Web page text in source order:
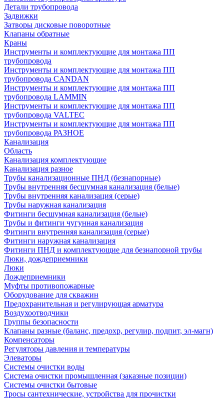
Детали трубопровода
Задвижки
Затворы дисковые поворотные
Клапаны обратные
Краны
Инструменты и комплектующие для монтажа ПП
трубопровода
Инструменты и комплектующие для монтажа ПП
трубопровода CANDAN
Инструменты и комплектующие для монтажа ПП
трубопровода LAMMIN
Инструменты и комплектующие для монтажа ПП
трубопровода VALTEC
Инструменты и комплектующие для монтажа ПП
трубопровода РАЗНОЕ
Канализация
Область
Канализация комплектующие
Канализация разное
Трубы канализационные ПНД (безнапорные)
Трубы внутренняя бесшумная канализация (белые)
Трубы внутренняя канализация (серые)
Трубы наружная канализация
Фитинги бесшумная канализация (белые)
Трубы и фитинги чугунная канализация
Фитинги внутренняя канализация (серые)
Фитинги наружная канализация
Фитинги ПНД и комплектующие для безнапорной трубы
Люки, дождеприемники
Люки
Дождеприемники
Муфты противопожарные
Оборудование для скважин
Предохранительная и регулирующая арматура
Воздухоотводчики
Группы безопасности
Клапаны разные (баланс, предохр, регулир, подпит, эл-магн)
Компенсаторы
Регуляторы давления и температуры
Элеваторы
Системы очистки воды
Система очистки промышленная (заказные позиции)
Системы очистки бытовые
Тросы сантехнические, устройства для прочистки